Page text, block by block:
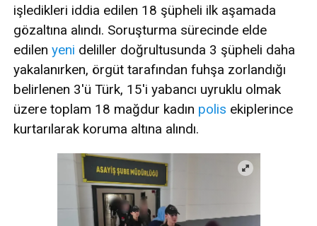
işledikleri iddia edilen 18 şüpheli ilk aşamada
gözaltına alındı. Soruşturma sürecinde elde
edilen yeni deliller doğrultusunda 3 şüpheli daha
yakalanırken, örgüt tarafından fuhşa zorlandığı
belirlenen 3'ü Türk, 15'i yabancı uyruklu olmak
üzere toplam 18 mağdur kadın polis ekiplerince
kurtarılarak koruma altına alındı.